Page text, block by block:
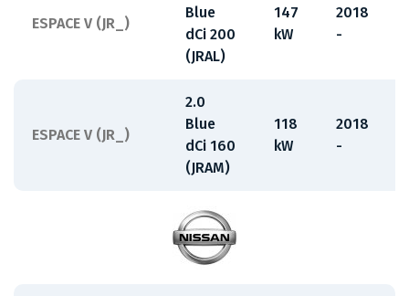
ESPACE V (JR_)
Blue
dCi 200
(JRAL)
147
kW
2018
-
ESPACE V (JR_)
2.0
Blue
dCi 160
(JRAM)
118
kW
2018
-